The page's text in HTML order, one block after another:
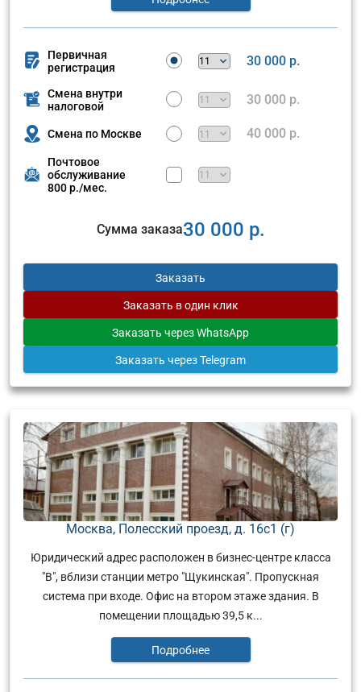
Первичная
регистрация
30 000 р.
Смена внутри
налоговой
30 000 р.
Смена по Москве 40 000 р.
Почтовое
обслуживание
800 р./мес.
Сумма заказа30 000 р.
Заказать
Заказать в один клик
Заказать через WhatsApp
Заказать через Telegram
Москва, Полесский проезд, д. 16с1 (г)
Юридический адрес расположен в бизнес-центре класса
"В", вблизи станции метро "Щукинская". Пропускная
система при входе. Офис на втором этаже здания. В
помещении площадью 39,5 к...
Подробнее